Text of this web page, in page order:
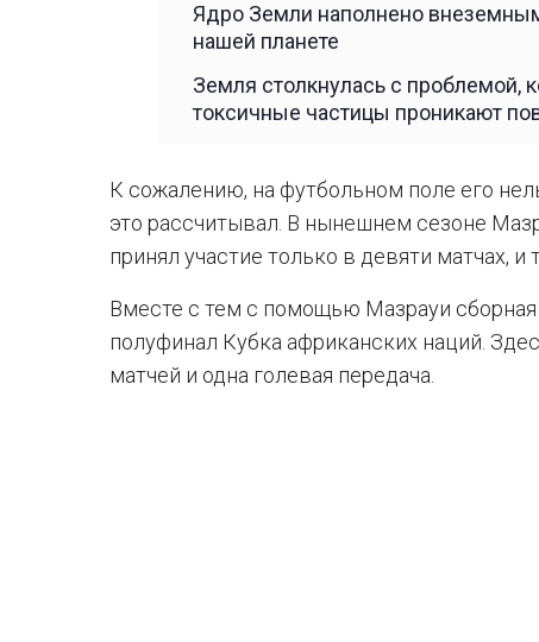
Ядро Земли наполнено
нашей планете
Земля столкнулась с проблемой,
токсичные частицы проникают
К сожалению, на футбольном поле его
это рассчитывал. В нынешнем сезоне
принял участие только в девяти матчах,
Вместе с тем с помощью Мазрауи
полуфинал Кубка африканских наций.
матчей и одна голевая передача.